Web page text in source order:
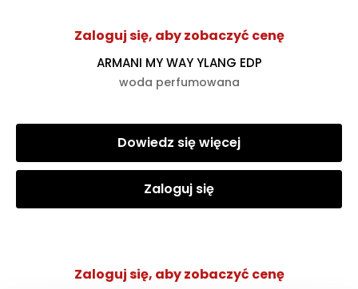
Zaloguj się, aby zobaczyć cenę
ARMANI MY WAY YLANG EDP
woda perfumowana
Dowiedz się więcej
Zaloguj się
Zaloguj się, aby zobaczyć cenę